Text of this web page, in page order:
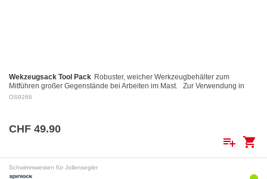
Wekzeugsack Tool Pack Robuster, weicher Werkzeugbehälter zum
Mitführen großer Gegenstände bei Arbeiten im Mast. Zur Verwendung in
Verbindung mit dem Spinlock Mast Pro.
OS9266
CHF 49.90
playlist_add shopping_cart
Schwimmwesten für Jollensegler